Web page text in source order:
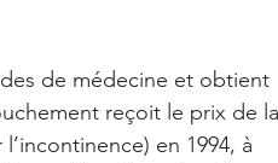
de médecine et obtient
reçoit le prix de la
en 1994, à